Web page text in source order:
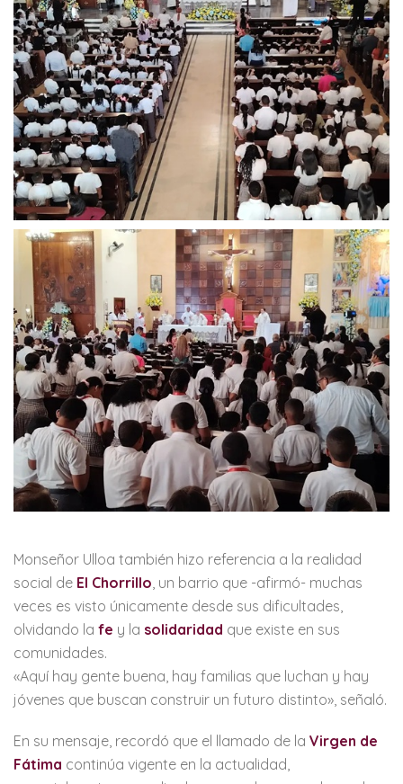
Monseñor Ulloa también hizo referencia a la realidad
social de El Chorrillo , un barrio que -afirmó- muchas
veces es visto únicamente desde sus dificultades,
olvidando la fe y la solidaridad que existe en sus
comunidades.
«Aquí hay gente buena, hay familias que luchan y hay
jóvenes que buscan construir un futuro distinto», señaló.
En su mensaje, recordó que el llamado de la Virgen de
Fátima continúa vigente en la actualidad,